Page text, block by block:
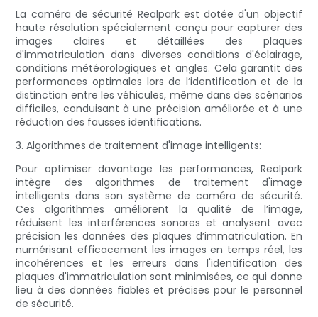
La caméra de sécurité Realpark est dotée d'un objectif
haute résolution spécialement conçu pour capturer des
images claires et détaillées des plaques
d'immatriculation dans diverses conditions d'éclairage,
conditions météorologiques et angles. Cela garantit des
performances optimales lors de l’identification et de la
distinction entre les véhicules, même dans des scénarios
difficiles, conduisant à une précision améliorée et à une
réduction des fausses identifications.
3. Algorithmes de traitement d'image intelligents:
Pour optimiser davantage les performances, Realpark
intègre des algorithmes de traitement d'image
intelligents dans son système de caméra de sécurité.
Ces algorithmes améliorent la qualité de l’image,
réduisent les interférences sonores et analysent avec
précision les données des plaques d’immatriculation. En
numérisant efficacement les images en temps réel, les
incohérences et les erreurs dans l'identification des
plaques d'immatriculation sont minimisées, ce qui donne
lieu à des données fiables et précises pour le personnel
de sécurité.